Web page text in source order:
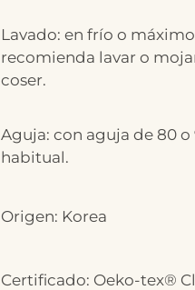
Lavado: en frío o máximo
recomienda lavar o
coser.
Aguja: con aguja de 80 o
habitual.
Origen: Korea
Certificado: Oeko-tex®